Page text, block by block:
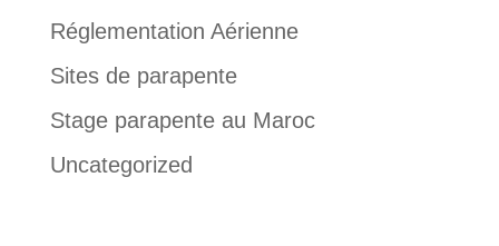
Réglementation Aérienne
Sites de parapente
Stage parapente au Maroc
Uncategorized